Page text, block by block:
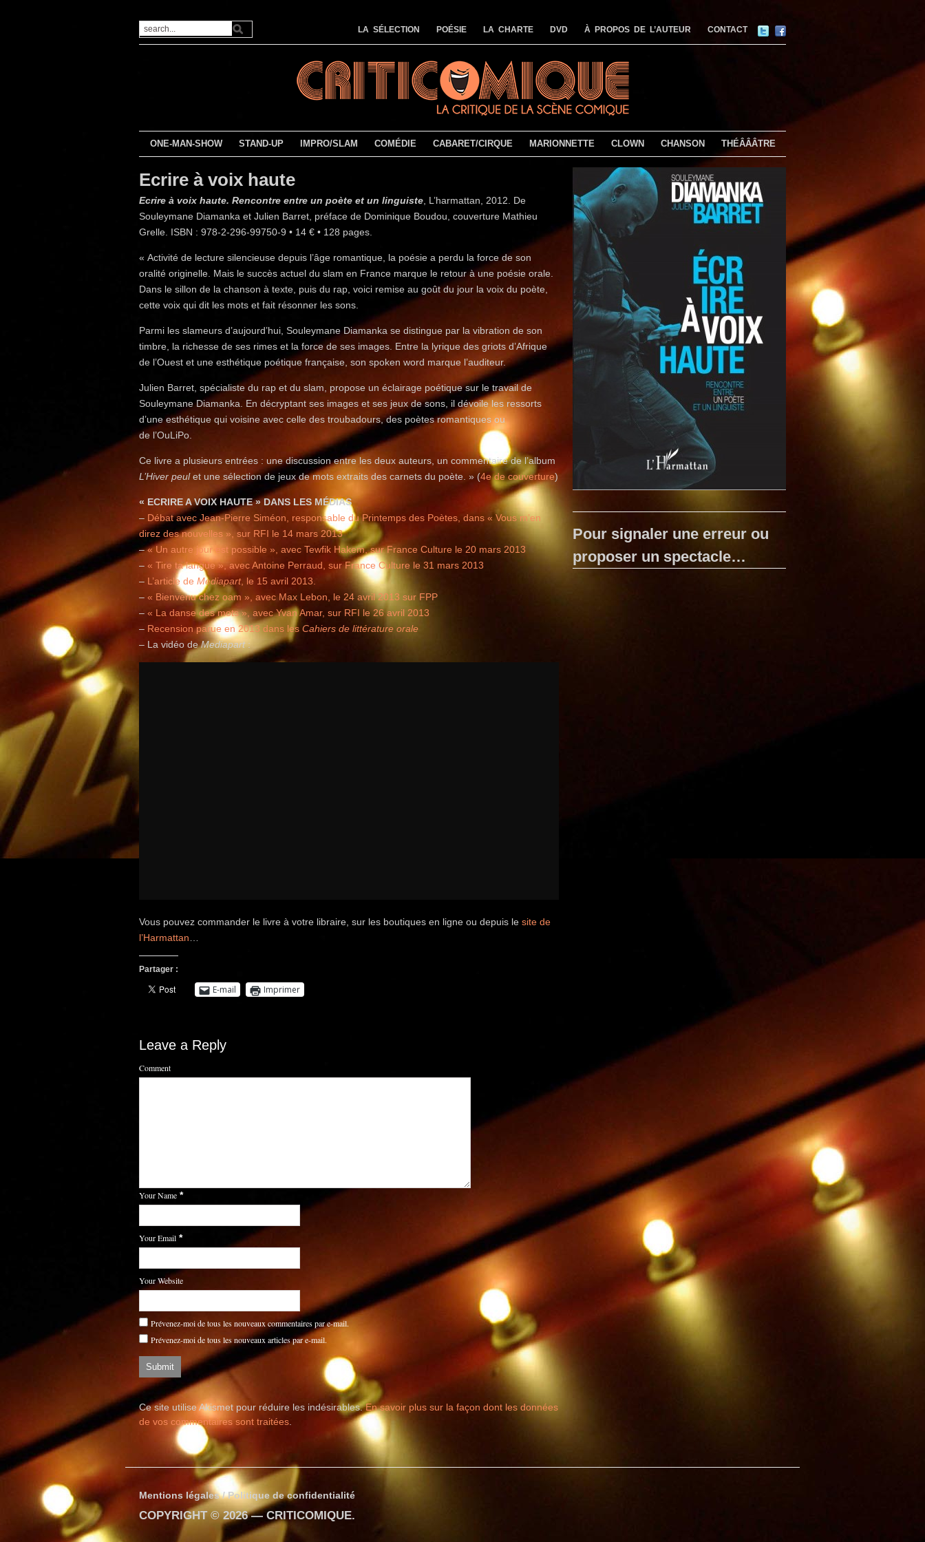
LA SÉLECTION POÉSIE LA CHARTE DVD À PROPOS DE L’AUTEUR CONTACT
ONE-MAN-SHOW STAND-UP IMPRO/SLAM COMÉDIE CABARET/CIRQUE MARIONNETTE CLOWN CHANSON THÉÂÂÂTRE
Ecrire à voix haute
Ecrire à voix haute. Rencontre entre un poète et un linguiste, L’harmattan, 2012. De
Souleymane Diamanka et Julien Barret, préface de Dominique Boudou, couverture Mathieu
Grelle. ISBN : 978-2-296-99750-9 • 14 € • 128 pages.
« Activité de lecture silencieuse depuis l’âge romantique, la poésie a perdu la force de son
oralité originelle. Mais le succès actuel du slam en France marque le retour à une poésie orale.
Dans le sillon de la chanson à texte, puis du rap, voici remise au goût du jour la voix du poète,
cette voix qui dit les mots et fait résonner les sons.
Parmi les slameurs d’aujourd’hui, Souleymane Diamanka se distingue par la vibration de son
timbre, la richesse de ses rimes et la force de ses images. Entre la lyrique des griots d’Afrique
de l’Ouest et une esthétique poétique française, son spoken word marque l’auditeur.
Julien Barret, spécialiste du rap et du slam, propose un éclairage poétique sur le travail de
Souleymane Diamanka. En décryptant ses images et ses jeux de sons, il dévoile les ressorts
d’une esthétique qui voisine avec celle des troubadours, des poètes romantiques ou
de l’OuLiPo.
Ce livre a plusieurs entrées : une discussion entre les deux auteurs, un commentaire de l’album
L’Hiver peulet une sélection de jeux de mots extraits des carnets du poète. » (4e de couverture)
« ECRIRE A VOIX HAUTE » DANS LES MÉDIAS
– Débat avec Jean-Pierre Siméon, responsable du Printemps des Poètes, dans « Vous m’en
direz des nouvelles », sur RFI le 14 mars 2013
–« Un autre jour est possible », avec Tewfik Hakem, sur France Culture le 20 mars 2013
– « Tire ta langue », avec Antoine Perraud, sur France Culture le 31 mars 2013
– L’article de Mediapart, le 15 avril 2013.
– « Bienvenu chez oam », avec Max Lebon, le 24 avril 2013 sur FPP
– « La danse des mots », avec Yvan Amar, sur RFI le 26 avril 2013
– Recension parue en 2013 dans les Cahiers de littérature orale
– La vidéo deMediapart:
Vous pouvez commander le livre à votre libraire, sur les boutiques en ligne ou depuis le site de
l’Harmattan…
Partager :
E-mail Imprimer
Leave a Reply
Comment
Your Name *
Your Email *
Your Website
Prévenez-moi de tous les nouveaux commentaires par e-mail.
Prévenez-moi de tous les nouveaux articles par e-mail.
Ce site utilise Akismet pour réduire les indésirables.En savoir plus sur la façon dont les données
de vos commentaires sont traitées.
Pour signaler une erreur ou
proposer un spectacle…
Mentions légales / Politique de confidentialité
COPYRIGHT © 2026 — CRITICOMIQUE.